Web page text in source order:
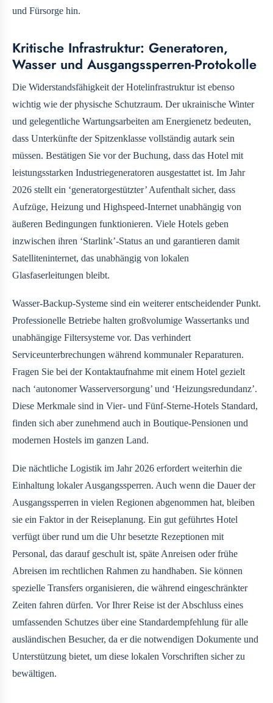
und Fürsorge hin.
Kritische Infrastruktur: Generatoren,
Wasser und Ausgangssperren-Protokolle
Die Widerstandsfähigkeit der Hotelinfrastruktur ist ebenso
wichtig wie der physische Schutzraum. Der ukrainische Winter
und gelegentliche Wartungsarbeiten am Energienetz bedeuten,
dass Unterkünfte der Spitzenklasse vollständig autark sein
müssen. Bestätigen Sie vor der Buchung, dass das Hotel mit
leistungsstarken Industriegeneratoren ausgestattet ist. Im Jahr
2026 stellt ein ‘generatorgestützter’ Aufenthalt sicher, dass
Aufzüge, Heizung und Highspeed-Internet unabhängig von
äußeren Bedingungen funktionieren. Viele Hotels geben
inzwischen ihren ‘Starlink’-Status an und garantieren damit
Satelliteninternet, das unabhängig von lokalen
Glasfaserleitungen bleibt.
Wasser-Backup-Systeme sind ein weiterer entscheidender Punkt.
Professionelle Betriebe halten großvolumige Wassertanks und
unabhängige Filtersysteme vor. Das verhindert
Serviceunterbrechungen während kommunaler Reparaturen.
Fragen Sie bei der Kontaktaufnahme mit einem Hotel gezielt
nach ‘autonomer Wasserversorgung’ und ‘Heizungsredundanz’.
Diese Merkmale sind in Vier- und Fünf-Sterne-Hotels Standard,
finden sich aber zunehmend auch in Boutique-Pensionen und
modernen Hostels im ganzen Land.
Die nächtliche Logistik im Jahr 2026 erfordert weiterhin die
Einhaltung lokaler Ausgangssperren. Auch wenn die Dauer der
Ausgangssperren in vielen Regionen abgenommen hat, bleiben
sie ein Faktor in der Reiseplanung. Ein gut geführtes Hotel
verfügt über rund um die Uhr besetzte Rezeptionen mit
Personal, das darauf geschult ist, späte Anreisen oder frühe
Abreisen im rechtlichen Rahmen zu handhaben. Sie können
spezielle Transfers organisieren, die während eingeschränkter
Zeiten fahren dürfen. Vor Ihrer Reise ist der Abschluss eines
umfassenden Schutzes übereine Standardempfehlung für alle
ausländischen Besucher, da er die notwendigen Dokumente und
Unterstützung bietet, um diese lokalen Vorschriften sicher zu
bewältigen.